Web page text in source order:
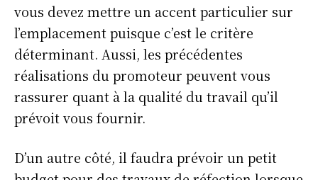
vous devez mettre un accent particulier sur
l’emplacement puisque c’est le critère
déterminant. Aussi, les précédentes
réalisations du promoteur peuvent vous
rassurer quant à la qualité du travail qu’il
prévoit vous fournir.
D’un autre côté, il faudra prévoir un petit